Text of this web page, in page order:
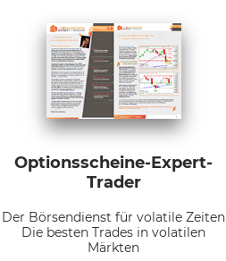
Optionsscheine-Expert-
Trader
Der Börsendienst für volatile Zeiten
Die besten Trades in volatilen
Märkten